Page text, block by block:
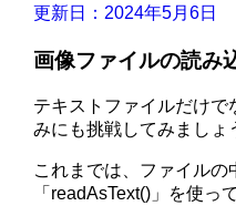
更新日：2024年5月6日
画像ファイルの読み
テキストファイルだけで
みにも挑戦してみましょ
これまでは、ファイルの
「readAsText()」を使っ